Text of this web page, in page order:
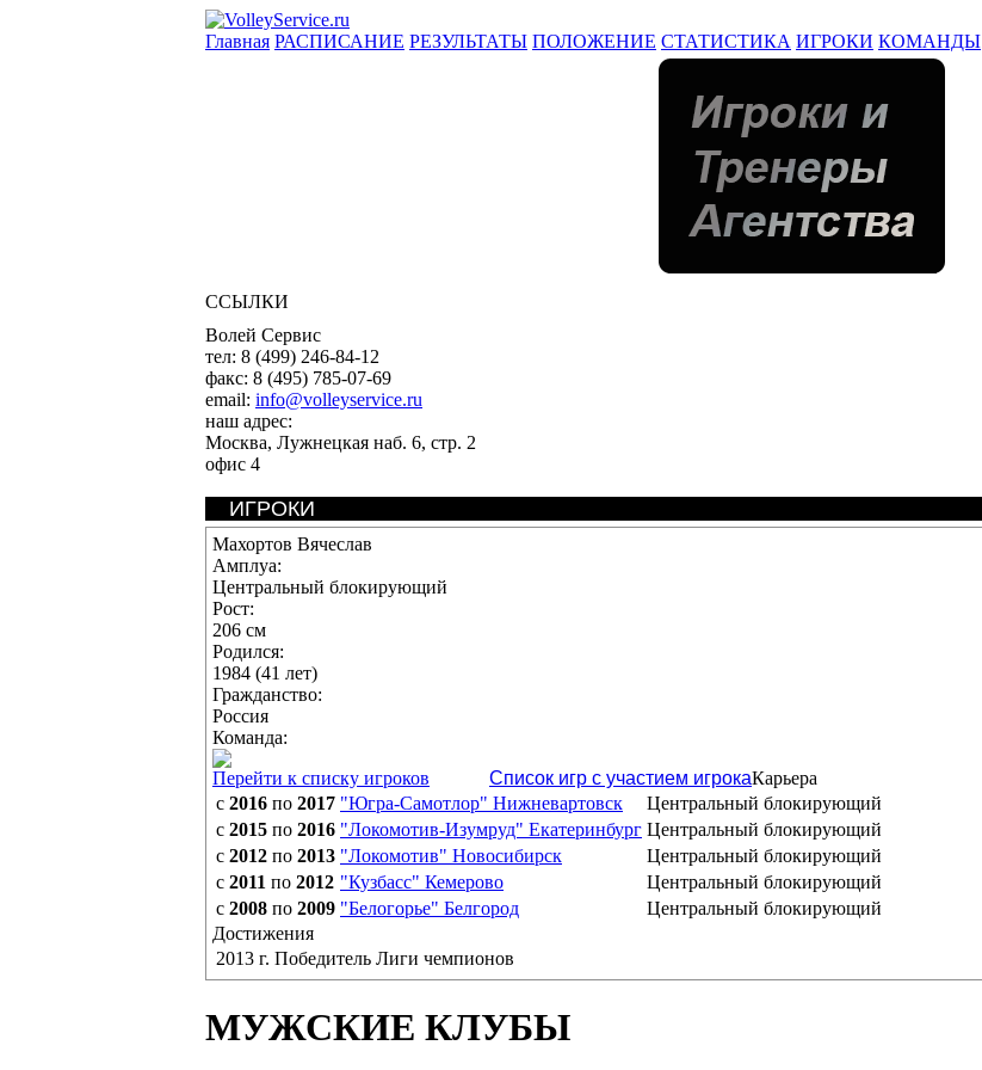
Главная РАСПИСАНИЕ РЕЗУЛЬТАТЫ ПОЛОЖЕНИЕ СТАТИСТИКА ИГРОКИ КОМАНДЫ
ССЫЛКИ
Волей Сервис
тел: 8 (499) 246-84-12
факс: 8 (495) 785-07-69
email: info@volleyservice.ru
наш адрес:
Москва, Лужнецкая наб. 6, стр. 2
офис 4
ИГРОКИ
Махортов Вячеслав
Амплуа:
Центральный блокирующий
Рост:
206 см
Родился:
1984 (41 лет)
Гражданство:
Россия
Команда:
Перейти к списку игроков
Список игр с участием игрокаКарьера
с 2016 по 2017 "Югра-Самотлор" Нижневартовск
Центральный блокирующий
с 2015 по 2016 "Локомотив-Изумруд" Екатеринбург Центральный блокирующий
с 2012 по 2013 "Локомотив" Новосибирск
Центральный блокирующий
с 2011 по 2012 "Кузбасс" Кемерово
Центральный блокирующий
с 2008 по 2009 "Белогорье" Белгород
Центральный блокирующий
Достижения
2013 г. Победитель Лиги чемпионов
МУЖСКИЕ КЛУБЫ